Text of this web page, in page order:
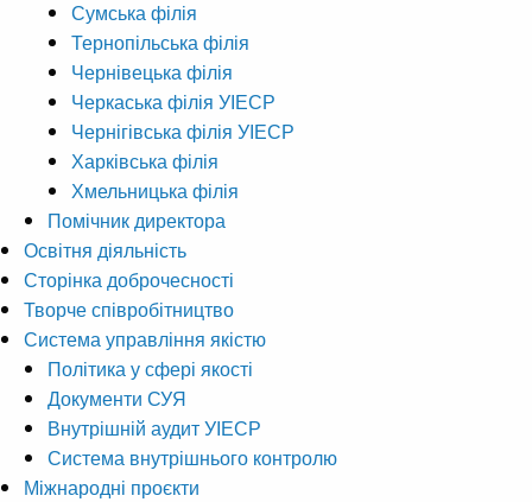
Сумська філія
Тернопільська філія
Чернівецька філія
Черкаська філія УІЕСР
Чернігівська філія УІЕСР
Харківська філія
Хмельницька філія
Помічник директора
Освітня діяльність
Сторінка доброчесності
Творче співробітництво
Система управління якістю
Політика у сфері якості
Документи СУЯ
Внутрішній аудит УІЕСР
Система внутрішнього контролю
Міжнародні проєкти